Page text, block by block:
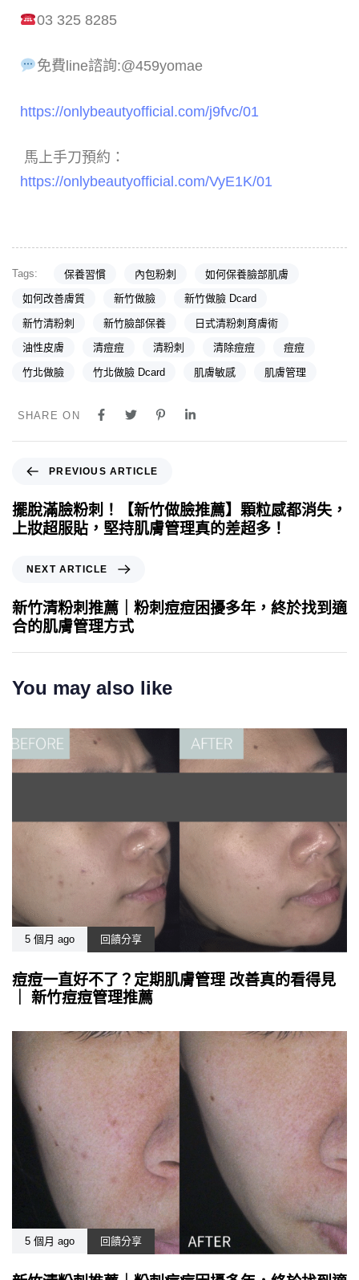
03 325 8285
免費line諮詢:@459yomae
https://onlybeautyofficial.com/j9fvc/01
馬上手刀預約：
https://onlybeautyofficial.com/VyE1K/01
Tags: 保養習慣 內包粉刺 如何保養臉部肌膚
如何改善膚質 新竹做臉 新竹做臉 Dcard
新竹清粉刺 新竹臉部保養 日式清粉刺育膚術
油性皮膚 清痘痘 清粉刺 清除痘痘 痘痘
竹北做臉 竹北做臉 Dcard 肌膚敏感 肌膚管理
SHARE ON
PREVIOUS ARTICLE
擺脫滿臉粉刺！【新竹做臉推薦】顆粒感都消失，
上妝超服貼，堅持肌膚管理真的差超多！
NEXT ARTICLE
新竹清粉刺推薦｜粉刺痘痘困擾多年，終於找到適
合的肌膚管理方式
You may also like
5 個月 ago 回饋分享
痘痘一直好不了？定期肌膚管理 改善真的看得見
｜ 新竹痘痘管理推薦
5 個月 ago 回饋分享